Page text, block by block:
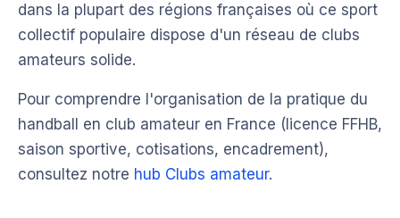
dans la plupart des régions françaises où ce sport
collectif populaire dispose d'un réseau de clubs
amateurs solide.
Pour comprendre l'organisation de la pratique du
handball en club amateur en France (licence FFHB,
saison sportive, cotisations, encadrement),
consultez notre hub Clubs amateur.